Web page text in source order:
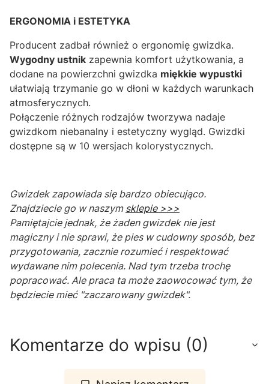
ERGONOMIA i ESTETYKA
Producent zadbał również o ergonomię gwizdka.
Wygodny ustnik zapewnia komfort użytkowania, a
dodane na powierzchni gwizdka miękkie wypustki
ułatwiają trzymanie go w dłoni w każdych warunkach
atmosferycznych.
Połączenie różnych rodzajów tworzywa nadaje
gwizdkom niebanalny i estetyczny wygląd. Gwizdki
dostępne są w 10 wersjach kolorystycznych.
Gwizdek zapowiada się bardzo obiecująco.
Znajdziecie go w naszym sklepie >>>
Pamiętajcie jednak, że żaden gwizdek nie jest
magiczny i nie sprawi, że pies w cudowny sposób, bez
przygotowania, zacznie rozumieć i respektować
wydawane nim polecenia. Nad tym trzeba trochę
popracować. Ale praca ta może zaowocować tym, że
będziecie mieć "zaczarowany gwizdek".
Komentarze do wpisu (0)